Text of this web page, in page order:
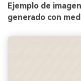
Ejemplo de
generado con